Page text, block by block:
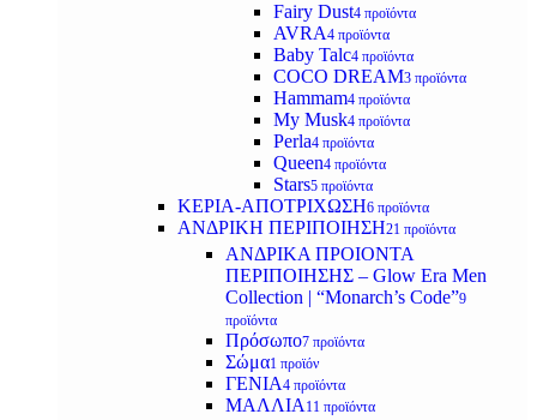
Fairy Dust4 προϊόντα
AVRA4 προϊόντα
Baby Talc4 προϊόντα
COCO DREAM3 προϊόντα
Hammam4 προϊόντα
My Musk4 προϊόντα
Perla4 προϊόντα
Queen4 προϊόντα
Stars5 προϊόντα
ΚΕΡΙΑ-ΑΠΟΤΡΙΧΩΣΗ6 προϊόντα
ΑΝΔΡΙΚΗ ΠΕΡΙΠΟΙΗΣΗ21 προϊόντα
ΑΝΔΡΙΚΑ ΠΡΟΙΟΝΤΑ
ΠΕΡΙΠΟΙΗΣΗΣ – Glow Era Men
Collection | “Monarch’s Code”9
προϊόντα
Πρόσωπο7 προϊόντα
Σώμα1 προϊόν
ΓΕΝΙΑ4 προϊόντα
ΜΑΛΛΙΑ 11 προϊόντα